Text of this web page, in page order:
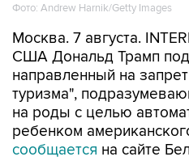
Фото: Andrew Harnik/Getty Images
Москва. 7 августа.
США Дональд Трамп
направленный на
туризма",
на роды с целью
ребенком
сообщается на сайте